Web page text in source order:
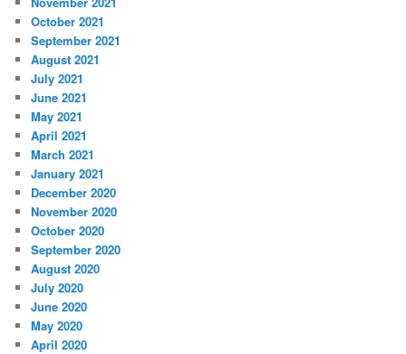
October 2021
September 2021
August 2021
July 2021
June 2021
May 2021
April 2021
March 2021
January 2021
December 2020
November 2020
October 2020
September 2020
August 2020
July 2020
June 2020
May 2020
April 2020